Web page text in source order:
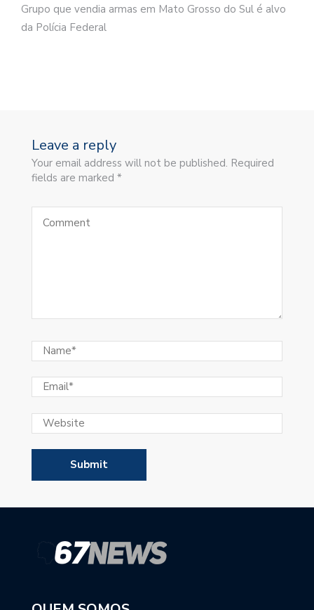
Grupo que vendia armas em Mato Grosso do Sul é alvo
da Polícia Federal
Leave a reply
Your email address will not be published. Required
fields are marked *